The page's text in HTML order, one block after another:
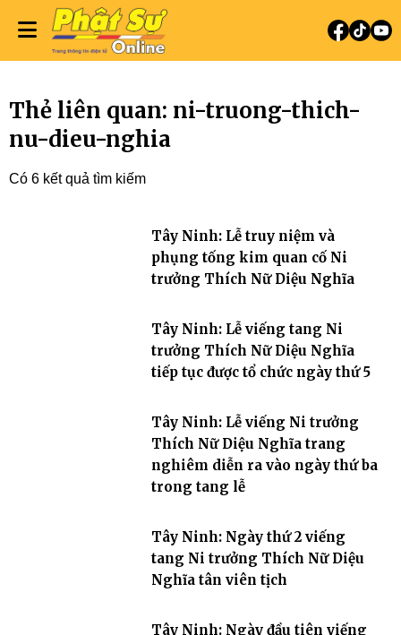
Thẻ liên quan: ni-truong-thich-
nu-dieu-nghia
Có 6 kết quả tìm kiếm
Tây Ninh: Lễ truy niệm và
phụng tống kim quan cố Ni
trưởng Thích Nữ Diệu Nghĩa
Tây Ninh: Lễ viếng tang Ni
trưởng Thích Nữ Diệu Nghĩa
tiếp tục được tổ chức ngày thứ 5
Tây Ninh: Lễ viếng Ni trưởng
Thích Nữ Diệu Nghĩa trang
nghiêm diễn ra vào ngày thứ ba
trong tang lễ
Tây Ninh: Ngày thứ 2 viếng
tang Ni trưởng Thích Nữ Diệu
Nghĩa tân viên tịch
Tây Ninh: Ngày đầu tiên viếng